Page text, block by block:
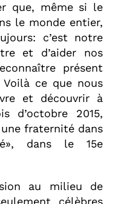
que, même si le
le monde entier,
c’est notre
et d’aider nos
présent
ce que nous
et découvrir à
d’octobre 2015,
fraternité dans
dans le 15e
au milieu de
célèbres